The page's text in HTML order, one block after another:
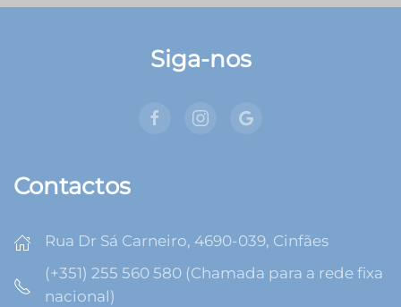
Siga-nos
Contactos
Rua Dr Sá Carneiro, 4690-039, Cinfães
(+351) 255 560 580 (Chamada para a rede fixa
nacional)